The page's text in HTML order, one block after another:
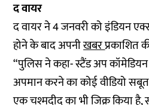
द वायर
द वायर ने 4 जनवरी को इंडियन
होने के बाद अपनीखबरप्रकाशित
“पुलिस ने कहा- स्टैंड अप कॉमेडियन
अपमान करने का कोई वीडियो
एक चश्मदीद का भी जिक्र किया